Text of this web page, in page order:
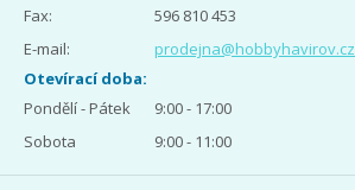
Fax:
596 810 453
E-mail:
prodejna@hobbyhavirov.cz
Otevírací doba:
Pondělí - Pátek
9:00 - 17:00
Sobota
9:00 - 11:00